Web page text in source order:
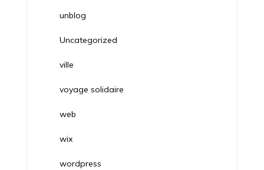
unblog
Uncategorized
ville
voyage solidaire
web
wix
wordpress